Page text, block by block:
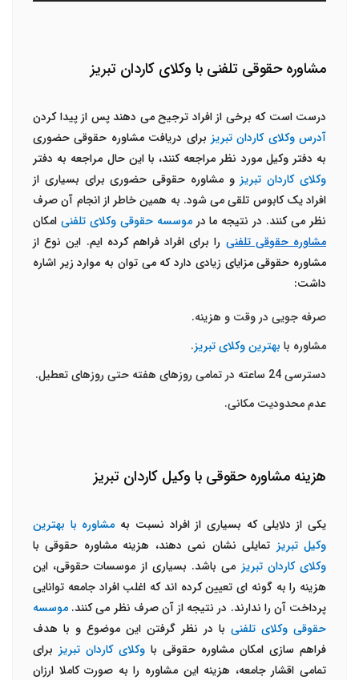
مشاوره حقوقی تلفنی با وکلای کاردان تبریز
درست است که برخی از افراد ترجیح می دهند پس از پیدا کردن
آدرس وکلای کاردان تبریز برای دریافت مشاوره حقوقی حضوری
به دفتر وکیل مورد نظر مراجعه کنند، با این حال مراجعه به دفتر
وکلای کاردان تبریز و مشاوره حقوقی حضوری برای بسیاری از
افراد یک کابوس تلقی می شود. به همین خاطر از انجام آن صرف
نظر می کنند. در نتیجه ما درموسسه حقوقی وکلای تلفنی امکان
مشاوره حقوقی تلفنی را برای افراد فراهم کرده ایم. این نوع از
مشاوره حقوقی مزایای زیادی دارد که می توان به موارد زیر اشاره
داشت:
صرفه جویی در وقت و هزینه.
مشاوره با بهترین وکلای تبریز.
دسترسی 24 ساعته در تمامی روزهای هفته حتی روزهای تعطیل.
عدم محدودیت مکانی.
هزینه مشاوره حقوقی با وکیل کاردان تبریز
یکی از دلایلی که بسیاری از افراد نسبت به مشاوره با بهترین
وکیل تبریز تمایلی نشان نمی دهند، هزینه مشاوره حقوقی با
وکلای کاردان تبریز می باشد. بسیاری از موسسات حقوقی، این
هزینه را به گونه ای تعیین کرده اند که اغلب افراد جامعه توانایی
پرداخت آن را ندارند. در نتیجه از آن صرف نظر می کنند. موسسه
حقوقی وکلای تلفنی با در نظر گرفتن این موضوع و با هدف
فراهم سازی امکان مشاوره حقوقی با وکلای کاردان تبریز برای
تمامی اقشار جامعه، هزینه این مشاوره را به صورت کاملا ارزان